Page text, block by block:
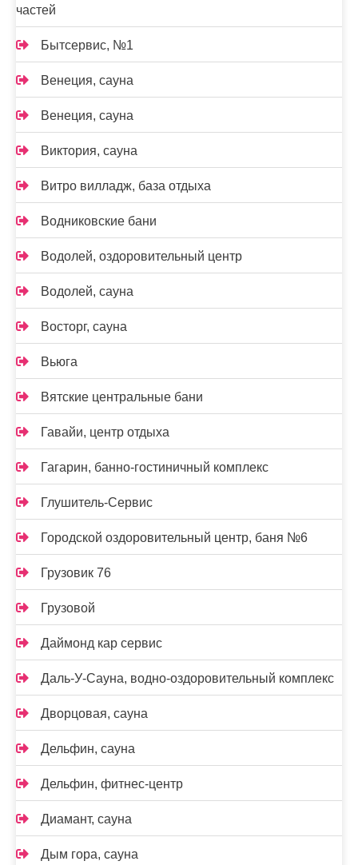
частей
Бытсервис, №1
Венеция, сауна
Венеция, сауна
Виктория, сауна
Витро вилладж, база отдыха
Водниковские бани
Водолей, оздоровительный центр
Водолей, сауна
Восторг, сауна
Вьюга
Вятские центральные бани
Гавайи, центр отдыха
Гагарин, банно-гостиничный комплекс
Глушитель-Сервис
Городской оздоровительный центр, баня №6
Грузовик 76
Грузовой
Даймонд кар сервис
Даль-У-Сауна, водно-оздоровительный комплекс
Дворцовая, сауна
Дельфин, сауна
Дельфин, фитнес-центр
Диамант, сауна
Дым гора, сауна